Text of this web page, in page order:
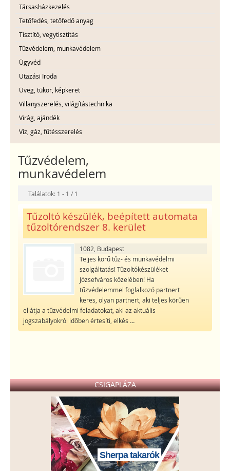
Társasházkezelés
Tetőfedés, tetőfedő anyag
Tisztító, vegytisztítás
Tűzvédelem, munkavédelem
Ügyvéd
Utazási Iroda
Üveg, tükör, képkeret
Villanyszerelés, világítástechnika
Virág, ajándék
Víz, gáz, fűtésszerelés
Tűzvédelem,
munkavédelem
Találatok: 1 - 1 / 1
Tűzoltó készülék, beépített automata
tűzoltórendszer 8. kerület
1082, Budapest
Teljes körű tűz- és munkavédelmi
szolgáltatás! Tűzoltókészüléket
Józsefváros közelében! Ha
tűzvédelemmel foglalkozó partnert
keres, olyan partnert, aki teljes körűen
ellátja a tűzvédelmi feladatokat, aki az aktuális
jogszabályokról időben értesíti, elkés ...
CSIGAPLÁZA
Sherpa takarók